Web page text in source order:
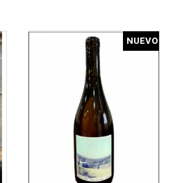
NUEVO